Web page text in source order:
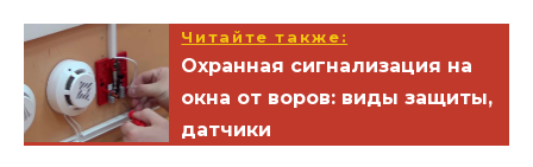
Читайте также:
Охранная сигнализация на
окна от воров: виды защиты,
датчики